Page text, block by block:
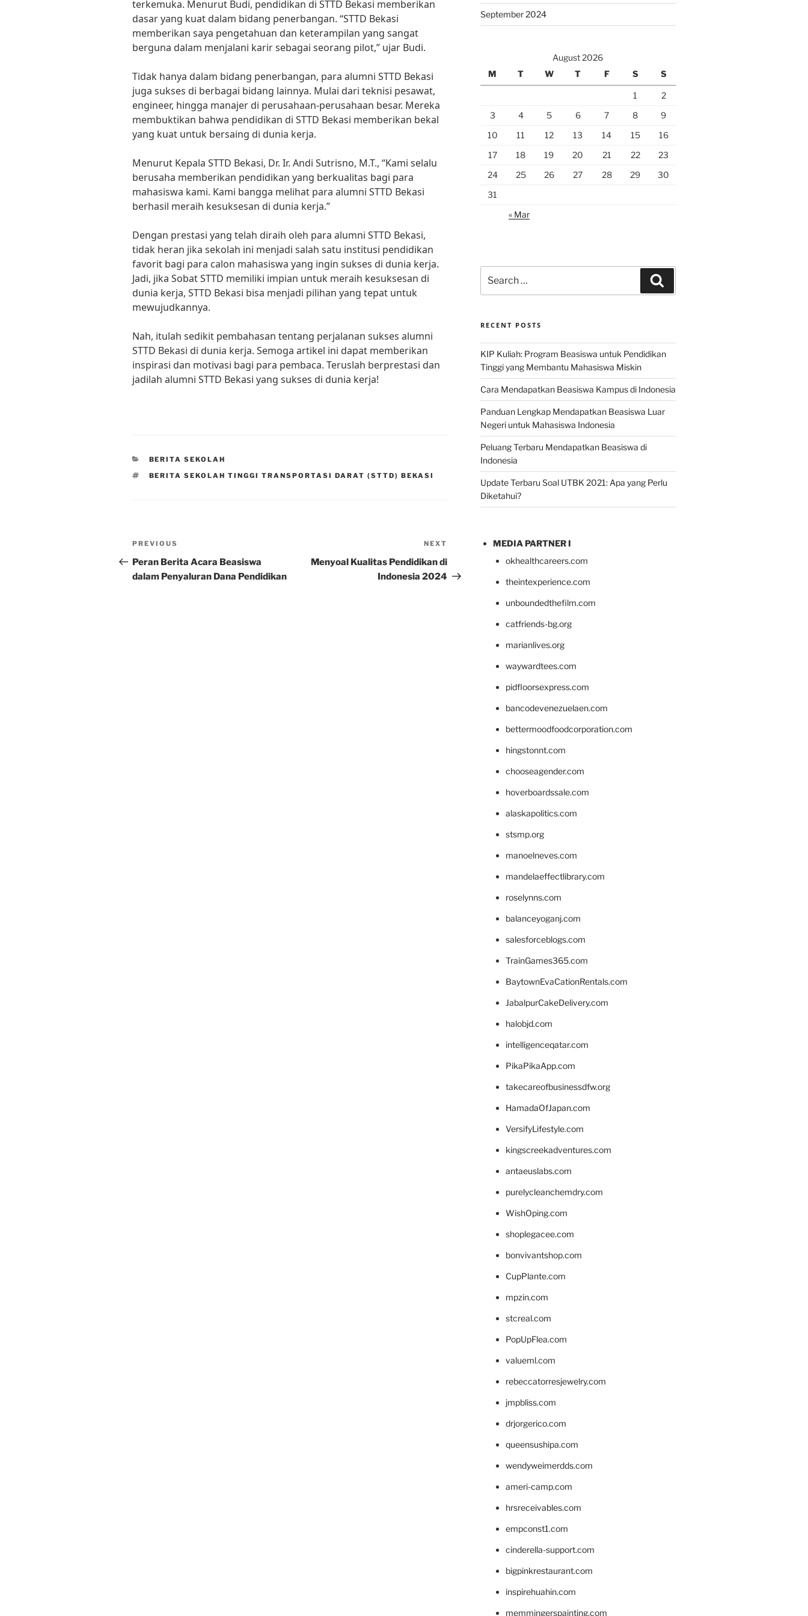
terkemuka. Menurut Budi, pendidikan di STTD Bekasi memberikan
dasar yang kuat dalam bidang penerbangan. “STTD Bekasi
memberikan saya pengetahuan dan keterampilan yang sangat
berguna dalam menjalani karir sebagai seorang pilot,” ujar Budi.
Tidak hanya dalam bidang penerbangan, para alumni STTD Bekasi
juga sukses di berbagai bidang lainnya. Mulai dari teknisi pesawat,
engineer, hingga manajer di perusahaan-perusahaan besar. Mereka
membuktikan bahwa pendidikan di STTD Bekasi memberikan bekal
yang kuat untuk bersaing di dunia kerja.
Menurut Kepala STTD Bekasi, Dr. Ir. Andi Sutrisno, M.T., “Kami selalu
berusaha memberikan pendidikan yang berkualitas bagi para
mahasiswa kami. Kami bangga melihat para alumni STTD Bekasi
berhasil meraih kesuksesan di dunia kerja.”
Dengan prestasi yang telah diraih oleh para alumni STTD Bekasi,
tidak heran jika sekolah ini menjadi salah satu institusi pendidikan
favorit bagi para calon mahasiswa yang ingin sukses di dunia kerja.
Jadi, jika Sobat STTD memiliki impian untuk meraih kesuksesan di
dunia kerja, STTD Bekasi bisa menjadi pilihan yang tepat untuk
mewujudkannya.
Nah, itulah sedikit pembahasan tentang perjalanan sukses alumni
STTD Bekasi di dunia kerja. Semoga artikel ini dapat memberikan
inspirasi dan motivasi bagi para pembaca. Teruslah berprestasi dan
jadilah alumni STTD Bekasi yang sukses di dunia kerja!
CATEGORIES
BERITA SEKOLAH
TAGS
BERITA SEKOLAH TINGGI TRANSPORTASI DARAT (STTD) BEKASI
Post
navigation
Previous
Post
PREVIOUS
Peran Berita Acara Beasiswa
dalam Penyaluran Dana Pendidikan
Post
NEXT
Menyoal Kualitas Pendidikan di
Indonesia 2024
September 2024
August 2026
M
T W T F S S
1
2
3
4 5 6 7 8
9
10
11 12 13 14 15
16
17
18 19 20 21 22
23
24
25 26 27 28 29
30
31
« Mar
for:
RECENT POSTS
KIP Kuliah: Program Beasiswa untuk Pendidikan
Tinggi yang Membantu Mahasiswa Miskin
Cara Mendapatkan Beasiswa Kampus di Indonesia
Panduan Lengkap Mendapatkan Beasiswa Luar
Negeri untuk Mahasiswa Indonesia
Peluang Terbaru Mendapatkan Beasiswa di
Indonesia
Update Terbaru Soal UTBK 2021: Apa yang Perlu
Diketahui?
MEDIA PARTNER I
okhealthcareers.com
theintexperience.com
unboundedthefilm.com
catfriends-bg.org
marianlives.org
waywardtees.com
pidfloorsexpress.com
bancodevenezuelaen.com
bettermoodfoodcorporation.com
hingstonnt.com
chooseagender.com
hoverboardssale.com
alaskapolitics.com
stsmp.org
manoelneves.com
mandelaeffectlibrary.com
roselynns.com
balanceyoganj.com
salesforceblogs.com
TrainGames365.com
BaytownEvaCationRentals.com
JabalpurCakeDelivery.com
halobjd.com
intelligenceqatar.com
PikaPikaApp.com
takecareofbusinessdfw.org
HamadaOfJapan.com
VersifyLifestyle.com
kingscreekadventures.com
antaeuslabs.com
purelycleanchemdry.com
WishOping.com
shoplegacee.com
bonvivantshop.com
CupPlante.com
mpzin.com
stcreal.com
PopUpFlea.com
valueml.com
rebeccatorresjewelry.com
jmpbliss.com
drjorgerico.com
queensushipa.com
wendyweimerdds.com
ameri-camp.com
hrsreceivables.com
empconst1.com
cinderella-support.com
bigpinkrestaurant.com
inspirehuahin.com
memmingerspainting.com